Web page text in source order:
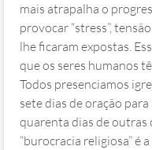
mais atrapalha o
provocar “stress”,
lhe ficaram expostas.
que os seres humanos
Todos presenciamos
sete dias de oração para
quarenta dias de outras
“burocracia religiosa” é